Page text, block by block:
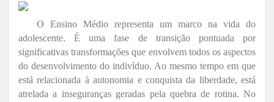
O Ensino Médio representa um marco na vida do
adolescente. É uma fase de transição pontuada por
significativas transformações que envolvem todos os aspectos
do desenvolvimento do indivíduo. Ao mesmo tempo em que
está relacionada à autonomia e conquista da liberdade, está
atrelada a inseguranças geradas pela quebra de rotina. No